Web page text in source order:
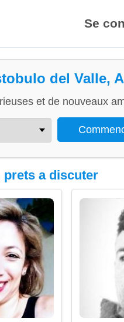
Se
del Valle,
et de nouveaux
prets a discuter